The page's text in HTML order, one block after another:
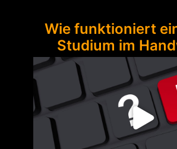
Wie funktioniert
Studium im